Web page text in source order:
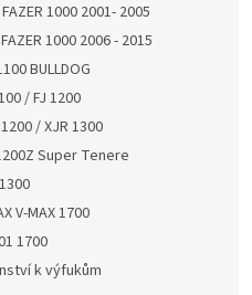
1000 2001- 2005
1000 2006 - 2015
BULLDOG
/ FJ 1200
/ XJR 1300
Super Tenere
V-MAX 1700
1700
k výfukům